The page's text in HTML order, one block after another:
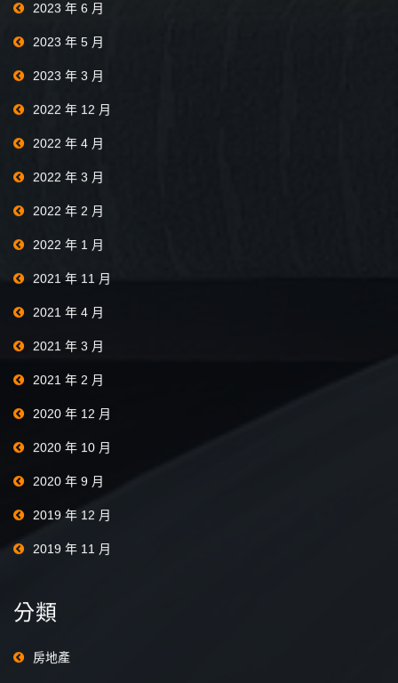
2023 年 6 月
2023 年 5 月
2023 年 3 月
2022 年 12 月
2022 年 4 月
2022 年 3 月
2022 年 2 月
2022 年 1 月
2021 年 11 月
2021 年 4 月
2021 年 3 月
2021 年 2 月
2020 年 12 月
2020 年 10 月
2020 年 9 月
2019 年 12 月
2019 年 11 月
分類
房地產